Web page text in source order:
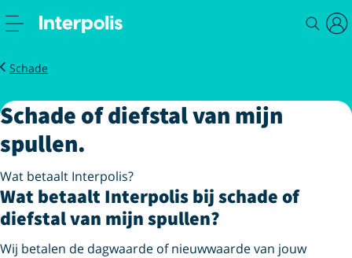
Schade
Vergoeding bij schade aan spullen
Schade of diefstal van mijn
spullen.
Wat betaalt Interpolis?
Wat betaalt Interpolis bij schade of
diefstal van mijn spullen?
Wij betalen de dagwaarde of nieuwwaarde van jouw